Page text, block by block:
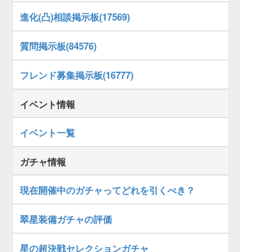
進化(凸)相談掲示板(17569)
質問掲示板(84576)
フレンド募集掲示板(16777)
イベント情報
イベント一覧
ガチャ情報
現在開催中のガチャってどれを引くべき？
翠星装備ガチャの評価
星の超決戦セレクションガチャ